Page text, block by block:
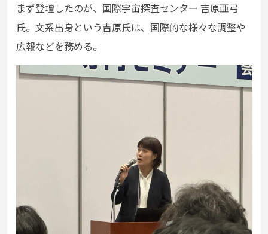
まず登壇したのが、国際宇宙探査センター 吉原亜弓
氏。文系出身という吉原氏は、国際的な様々な調整や
広報などを務める。